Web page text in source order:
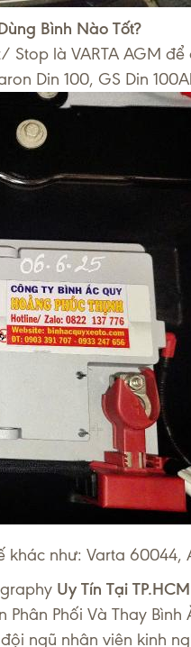
Bình Nào Tốt?
là VARTA AGM
Din 100, GS Din
như: Varta 60044,
Uy Tín Tại TP.HCM
Phối Và Thay
ngũ nhân viên kinh